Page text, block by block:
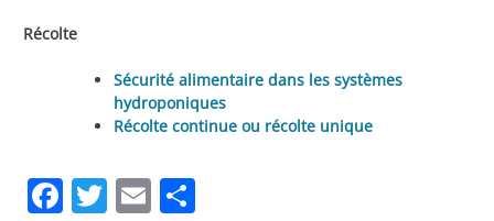
Récolte
Sécurité alimentaire dans les systèmes
hydroponiques
Récolte continue ou récolte unique
Facebook
Twitter
Email